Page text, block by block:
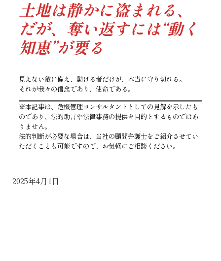
土地は静かに盗まれる、
だが、奪い返すには“動く
知恵”が要る
見えない敵に備え、動ける者だけが、本当に守り切れる。
それが我々の信念であり、使命である。
※本記事は、危機管理コンサルタントとしての見解を示したも
のであり、法的助言や法律事務の提供を目的とするものではあ
りません。
法的判断が必要な場合は、当社の顧問弁護士をご紹介させてい
ただくことも可能ですので、お気軽にご相談ください。
2025年4月1日